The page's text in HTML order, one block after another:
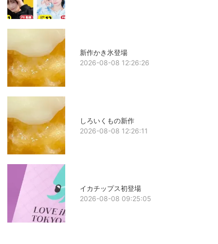
新作かき氷登場
2026-08-08 12:26:26
しろいくもの新作
2026-08-08 12:26:11
イカチップス初登場
2026-08-08 09:25:05